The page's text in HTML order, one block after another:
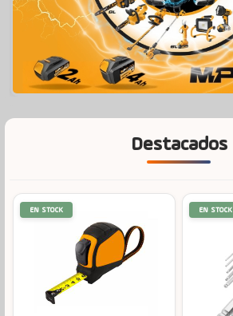
Destacados
EN STOCK EN STOCK